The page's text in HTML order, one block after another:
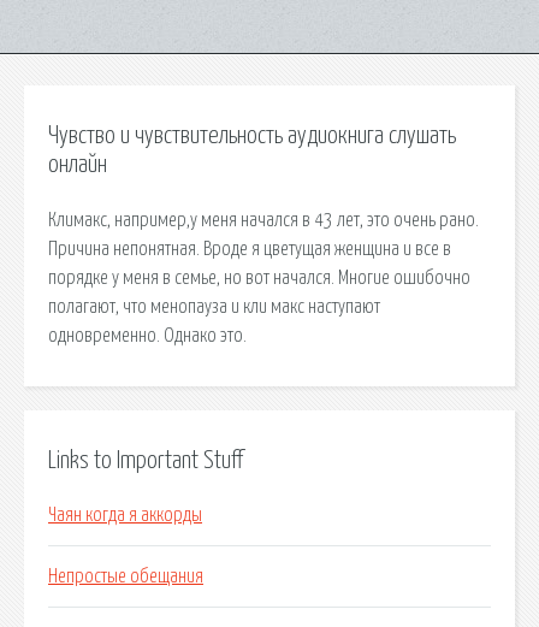
Чувство и чувствительность аудиокнига слушать
онлайн
Климакс, например,у меня начался в 43 лет, это очень рано.
Причина непонятная. Вроде я цветущая женщина и все в
порядке у меня в семье, но вот начался. Многие ошибочно
полагают, что менопауза и кли макс наступают
одновременно. Однако это.
Links to Important Stuff
Чаян когда я аккорды
Непростые обещания